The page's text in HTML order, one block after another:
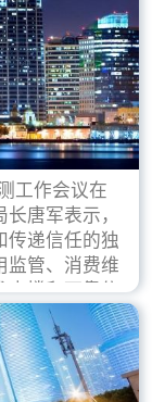
工作会议在
唐军表示，
传递信任的独
监管、消费维
支撑和可靠依